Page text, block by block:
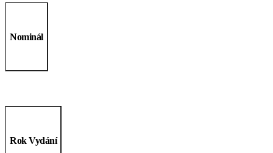
Nominál
Rok Vydání